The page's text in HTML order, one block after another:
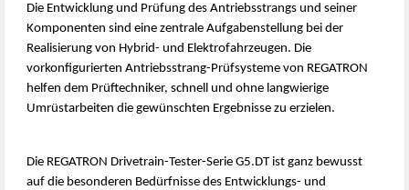
Die Entwicklung und Prüfung des Antriebsstrangs und seiner
Komponenten sind eine zentrale Aufgabenstellung bei der
Realisierung von Hybrid- und Elektrofahrzeugen. Die
vorkonfigurierten Antriebsstrang-Prüfsysteme von REGATRON
helfen dem Prüftechniker, schnell und ohne langwierige
Umrüstarbeiten die gewünschten Ergebnisse zu erzielen.
Die REGATRON Drivetrain-Tester-Serie G5.DT ist ganz bewusst
auf die besonderen Bedürfnisse des Entwicklungs- und